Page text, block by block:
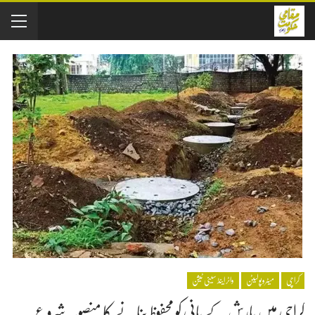
کراچی میٹروپولیٹن واٹر اینڈ سینی ٹیشن
کراچی میں بارش کے پانی کو محفوظ بنانے کا منصوبہ شروع